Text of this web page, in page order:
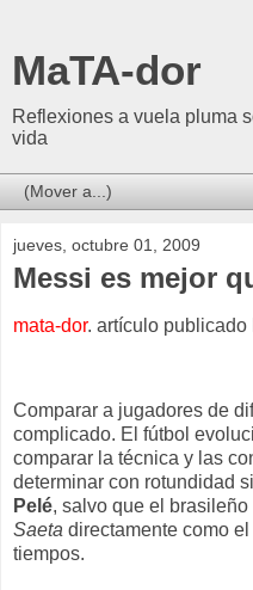
MaTA-dor
Reflexiones a vuela pluma
vida
jueves, octubre 01, 2009
Messi es mejor
mata-dor. artículo publicado
Comparar a jugadores de
complicado. El fútbol
comparar la técnica y las
determinar con rotundidad si
Pelé, salvo que el
Saeta directamente como
tiempos.